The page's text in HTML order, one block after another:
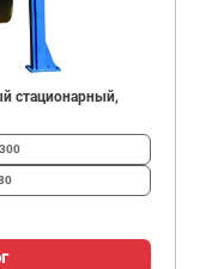
стационарный,